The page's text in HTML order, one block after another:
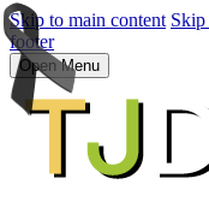
Skip to main content Skip
footer
Open Menu